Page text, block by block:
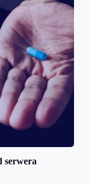
serwera